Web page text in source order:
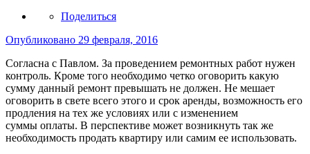
Поделиться
Опубликовано 29 февраля, 2016
Согласна с Павлом. За проведением ремонтных работ нужен
контроль. Кроме того необходимо четко оговорить какую
сумму данный ремонт превышать не должен. Не мешает
оговорить в свете всего этого и срок аренды, возможность его
продления на тех же условиях или с изменением
суммы оплаты. В перспективе может возникнуть так же
необходимость продать квартиру или самим ее использовать.